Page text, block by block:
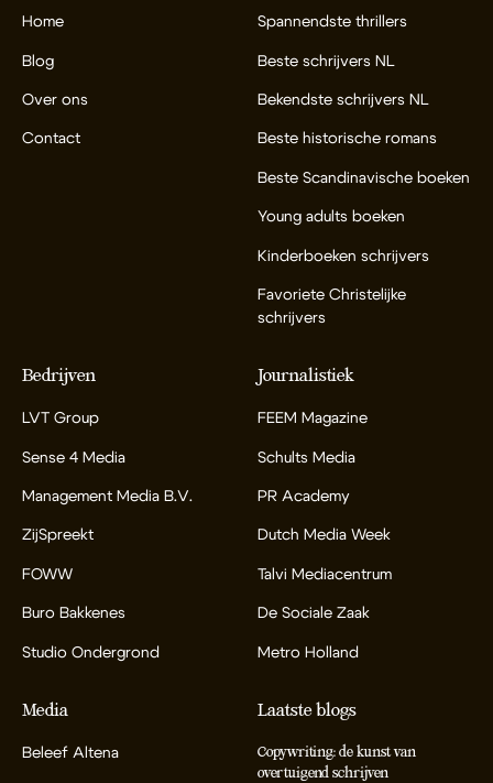
Home
Blog
Over ons
Contact
Spannendste thrillers
Beste schrijvers NL
Bekendste schrijvers NL
Beste historische romans
Beste Scandinavische boeken
Young adults boeken
Kinderboeken schrijvers
Favoriete Christelijke
schrijvers
Bedrijven
LVT Group
Sense 4 Media
Management Media B.V.
ZijSpreekt
FOWW
Buro Bakkenes
Studio Ondergrond
Journalistiek
FEEM Magazine
Schults Media
PR Academy
Dutch Media Week
Talvi Mediacentrum
De Sociale Zaak
Metro Holland
Media
Beleef Altena
Laatste blogs
Copywriting: de kunst van
overtuigend schrijven